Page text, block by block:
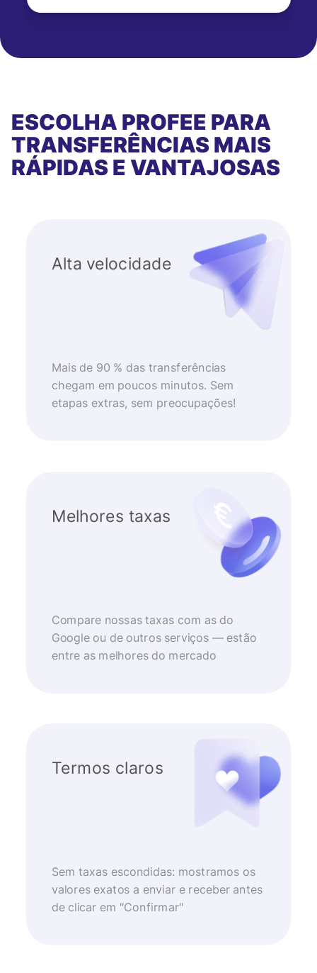
ESCOLHA PROFEE PARA
TRANSFERÊNCIAS MAIS
RÁPIDAS E VANTAJOSAS
Alta velocidade
Mais de 90 % das transferências
chegam em poucos minutos. Sem
etapas extras, sem preocupações!
Melhores taxas
Compare nossas taxas com as do
Google ou de outros serviços — estão
entre as melhores do mercado
Termos claros
Sem taxas escondidas: mostramos os
valores exatos a enviar e receber antes
de clicar em "Confirmar"